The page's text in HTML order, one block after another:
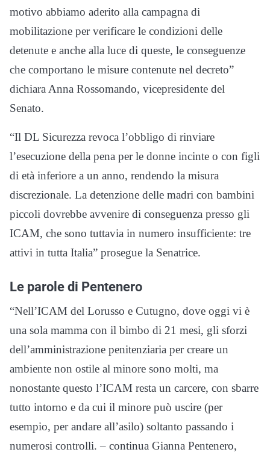
motivo abbiamo aderito alla campagna di
mobilitazione per verificare le condizioni delle
detenute e anche alla luce di queste, le conseguenze
che comportano le misure contenute nel decreto”
dichiara Anna Rossomando, vicepresidente del
Senato.
“Il DL Sicurezza revoca l’obbligo di rinviare
l’esecuzione della pena per le donne incinte o con figli
di età inferiore a un anno, rendendo la misura
discrezionale. La detenzione delle madri con bambini
piccoli dovrebbe avvenire di conseguenza presso gli
ICAM, che sono tuttavia in numero insufficiente: tre
attivi in tutta Italia” prosegue la Senatrice.
Le parole di Pentenero
“Nell’ICAM del Lorusso e Cutugno, dove oggi vi è
una sola mamma con il bimbo di 21 mesi, gli sforzi
dell’amministrazione penitenziaria per creare un
ambiente non ostile al minore sono molti, ma
nonostante questo l’ICAM resta un carcere, con sbarre
tutto intorno e da cui il minore può uscire (per
esempio, per andare all’asilo) soltanto passando i
numerosi controlli. – continua Gianna Pentenero,